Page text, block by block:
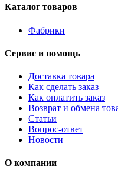
Каталог товаров
Фабрики
Сервис и помощь
Доставка товара
Как сделать заказ
Как оплатить заказ
Возврат и обмена
Статьи
Вопрос-ответ
Новости
О компании